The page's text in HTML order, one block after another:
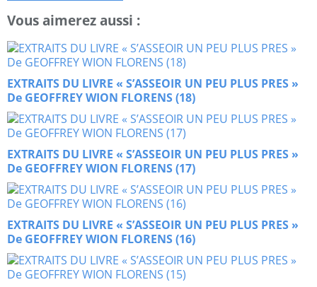
Vous aimerez aussi :
EXTRAITS DU LIVRE « S’ASSEOIR UN PEU PLUS PRES »
De GEOFFREY WION FLORENS (18)
EXTRAITS DU LIVRE « S’ASSEOIR UN PEU PLUS PRES »
De GEOFFREY WION FLORENS (17)
EXTRAITS DU LIVRE « S’ASSEOIR UN PEU PLUS PRES »
De GEOFFREY WION FLORENS (16)